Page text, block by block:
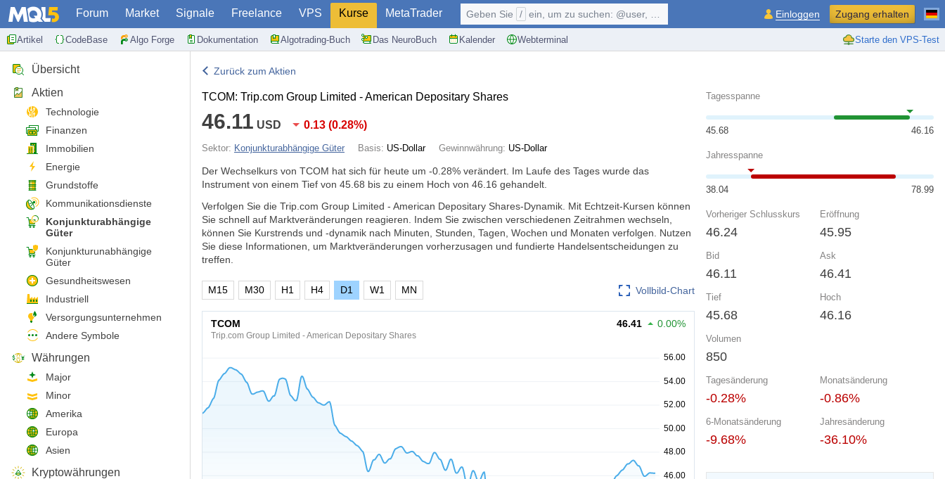
Forum Market Signale Freelance VPS Kurse MetaTrader
Artikel CodeBase Algo Forge Dokumentation Algotrading-Buch Das NeuroBuch Kalender Webterminal Starte den VPS-Test
Geben Sie / ein, um zu suchen: @user, $symbol, ... Einloggen Zugang erhalten
Übersicht
Aktien
Technologie
Finanzen
Immobilien
Energie
Grundstoffe
Kommunikationsdienste
Konjunkturabhängige
Güter
Konjunkturunabhängige
Güter
Gesundheitswesen
Industriell
Versorgungsunternehmen
Andere Symbole
Währungen
Major
Minor
Amerika
Europa
Asien
Kryptowährungen
Zurück zum Aktien
TCOM: Trip.com Group Limited - American Depositary Shares
46.11 USD 0.13 (0.28%)
Sektor: Konjunkturabhängige Güter Basis: US-Dollar Gewinnwährung: US-Dollar
Der Wechselkurs von TCOM hat sich für heute um -0.28% verändert. Im Laufe des Tages wurde das
Instrument von einem Tief von 45.68 bis zu einem Hoch von 46.16 gehandelt.
Verfolgen Sie die Trip.com Group Limited - American Depositary Shares-Dynamik. Mit Echtzeit-Kursen können
Sie schnell auf Marktveränderungen reagieren. Indem Sie zwischen verschiedenen Zeitrahmen wechseln,
können Sie Kurstrends und -dynamik nach Minuten, Stunden, Tagen, Wochen und Monaten verfolgen. Nutzen
Sie diese Informationen, um Marktveränderungen vorherzusagen und fundierte Handelsentscheidungen zu
treffen.
Vollbild-Chart
M15 M30 H1 H4 D1 W1 MN
TCOM
Trip.com Group Limited - American Depositary Shares
46.41 0.00%
Tagesspanne
45.68 46.16
Jahresspanne
38.04 78.99
Vorheriger Schlusskurs
46.24
Eröffnung
45.95
Bid
46.11
Ask
46.41
Tief
45.68
Hoch
46.16
Volumen
850
Tagesänderung
-0.28%
Monatsänderung
-0.86%
6-Monatsänderung
-9.68%
Jahresänderung
-36.10%